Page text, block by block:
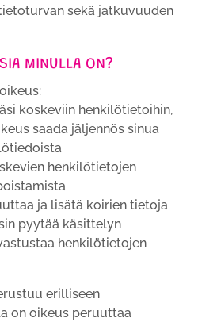
sekä jatkuvuuden
MINULLA ON?
koskeviin henkilötietoihin,
saada jäljennös sinua
henkilötietojen
ja lisätä koirien tietoja
pyytää käsittelyn
henkilötietojen
erilliseen
on oikeus peruuttaa